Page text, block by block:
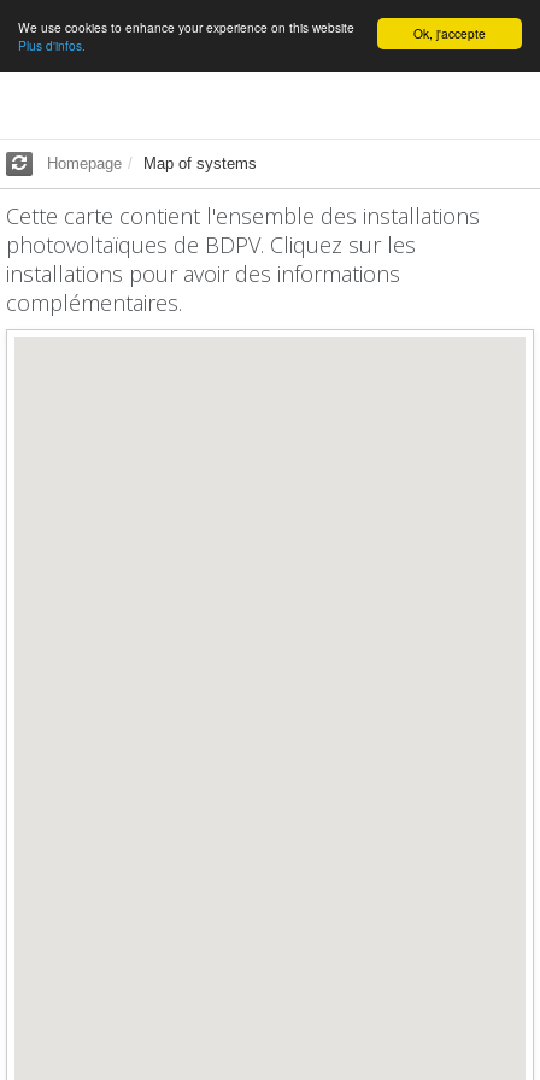
English Ok, j'accepte
We use cookies to enhance your experience on this website
Plus d'infos.
Homepage Map of systems
Cette carte contient l'ensemble des installations
photovoltaïques de BDPV. Cliquez sur les
installations pour avoir des informations
complémentaires.